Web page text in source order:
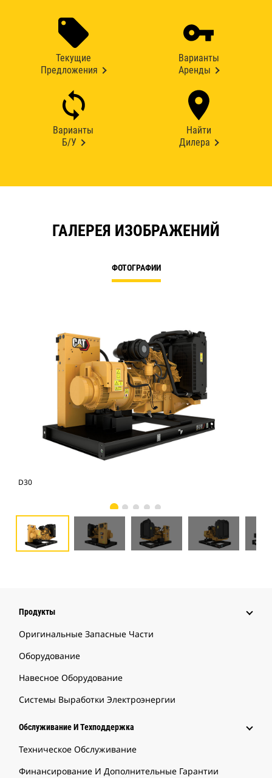
Текущие
Предложения
Варианты
Аренды
Варианты
Б/У
Найти
Дилера
ГАЛЕРЕЯ ИЗОБРАЖЕНИЙ
ФОТОГРАФИИ
D30
Продукты
Оригинальные Запасные Части
Оборудование
Навесное Оборудование
Системы Выработки Электроэнергии
Обслуживание И Техподдержка
Техническое Обслуживание
Финансирование И Дополнительные Гарантии